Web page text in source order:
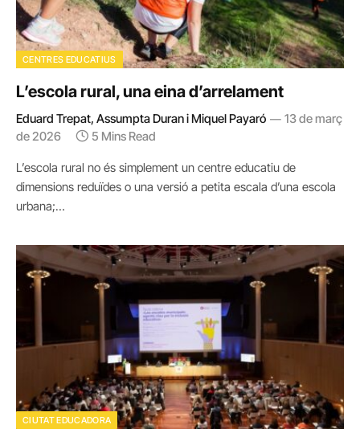
CENTRES EDUCATIUS
L’escola rural, una eina d’arrelament
Eduard Trepat, Assumpta Duran i Miquel Payaró
13 de març
de 2026
5 Mins Read
L’escola rural no és simplement un centre educatiu de
dimensions reduïdes o una versió a petita escala d’una escola
urbana;…
CIUTAT EDUCADORA